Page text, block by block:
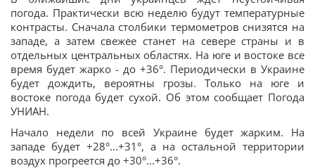
погода. Практически всю неделю будут температурные
контрасты. Сначала столбики термометров снизятся на
западе, а затем свежее станет на севере страны и в
отдельных центральных областях. На юге и востоке все
время будет жарко - до +36°. Периодически в Украине
будет дождить, вероятны грозы. Только на юге и
востоке погода будет сухой. Об этом сообщает Погода
УНИАН.
Начало недели по всей Украине будет жарким. На
западе будет +28°...+31°, а на остальной территории
воздух прогреется до +30°...+36°.